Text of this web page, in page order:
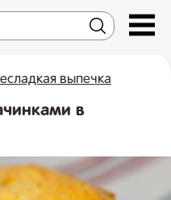
выпечка
в